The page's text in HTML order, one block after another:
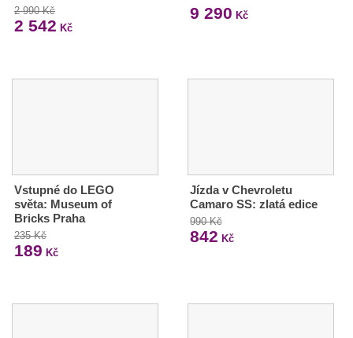
2 990 Kč
2 542 Kč
9 290 Kč
Vstupné do LEGO
světa: Museum of
Bricks Praha
235 Kč
189 Kč
Jízda v Chevroletu
Camaro SS: zlatá edice
990 Kč
842 Kč